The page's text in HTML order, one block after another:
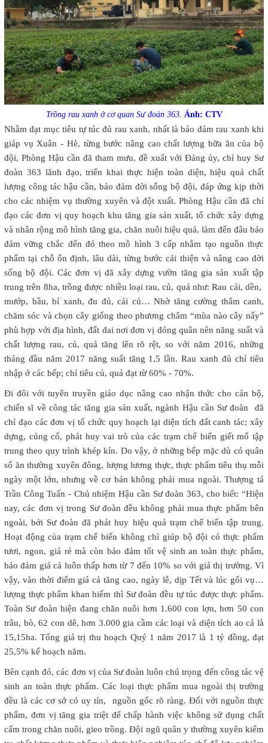
Trồng rau xanh ở cơ quan Sư đoàn 363. Ảnh: CTV
Nhằm đạt mục tiêu tự túc đủ rau xanh, nhất là bảo đảm rau xanh khi
giáp vụ Xuân - Hè, từng bước nâng cao chất lượng bữa ăn của bộ
đội, Phòng Hậu cần đã tham mưu, đề xuất với Đảng ủy, chỉ huy Sư
đoàn 363 lãnh đạo, triển khai thực hiện toàn diện, hiệu quả chất
lượng công tác hậu cần, bảo đảm đời sống bộ đội, đáp ứng kịp thời
cho các nhiệm vụ thường xuyên và đột xuất. Phòng Hậu cần đã chỉ
đạo các đơn vị quy hoạch khu tăng gia sản xuất, tổ chức xây dựng
và nhân rộng mô hình tăng gia, chăn nuôi hiệu quả, làm đến đâu bảo
đảm vững chắc đến đó theo mô hình 3 cấp nhằm tạo nguồn thực
phẩm tại chỗ ổn định, lâu dài, từng bước cải thiện và nâng cao đời
sống bộ đội. Các đơn vị đã xây dựng vườn tăng gia sản xuất tập
trung trên 8ha, trồng được nhiều loại rau, củ, quả như: Rau cải, dền,
mướp, bầu, bí xanh, đu đủ, cải củ… Nhờ tăng cường thâm canh,
chăm sóc và chọn cây giống theo phương châm “mùa nào cây nấy”
phù hợp với địa hình, đất đai nơi đơn vị đóng quân nên năng suất và
chất lượng rau, củ, quả tăng lên rõ rệt, so với năm 2016, những
tháng đầu năm 2017 năng suất tăng 1,5 lần. Rau xanh đủ chỉ tiêu
nhập ở các bếp; chỉ tiêu củ, quả đạt từ 60% - 70%.
Đi đôi với tuyên truyền giáo dục nâng cao nhận thức cho cán bộ,
chiến sĩ về công tác tăng gia sản xuất, ngành Hậu cần Sư đoàn đã
chỉ đạo các đơn vị tổ chức quy hoạch lại diện tích đất canh tác; xây
dựng, củng cố, phát huy vai trò của các trạm chế biến giết mổ tập
trung theo quy trình khép kín. Do vậy, ở những bếp mặc dù có quân
số ăn thường xuyên đông, lượng lương thực, thực phẩm tiêu thụ mỗi
ngày một lớn, nhưng về cơ bản không phải mua ngoài. Thượng tá
Trần Công Tuấn - Chủ nhiệm Hậu cần Sư đoàn 363, cho biết: “Hiện
nay, các đơn vị trong Sư đoàn đều không phải mua thực phẩm bên
ngoài, bởi Sư đoàn đã phát huy hiệu quả trạm chế biến tập trung.
Hoạt động của trạm chế biến không chỉ giúp bộ đội có thực phẩm
tươi, ngon, giá rẻ mà còn bảo đảm tốt vệ sinh an toàn thực phẩm,
bảo đảm giá cả luôn thấp hơn từ 7 đến 10% so với giá thị trường. Vì
vậy, vào thời điểm giá cả tăng cao, ngày lễ, dịp Tết và lúc gối vụ…
lượng thực phẩm khan hiếm thì Sư đoàn đều tự túc được thực phẩm.
Toàn Sư đoàn hiện đang chăn nuôi hơn 1.600 con lợn, hơn 50 con
trâu, bò, 62 con dê, hơn 3.000 gia cầm các loại và diện tích ao cá là
15,15ha. Tổng giá trị thu hoạch Quý 1 năm 2017 là 1 tỷ đồng, đạt
25,5% kế hoạch năm.
Bên cạnh đó, các đơn vị của Sư đoàn luôn chú trọng đến công tác vệ
sinh an toàn thực phẩm. Các loại thực phẩm mua ngoài thị trường
đều là các cơ sở có uy tín, nguồn gốc rõ ràng. Đối với nguồn thực
phẩm, đơn vị tăng gia triệt để chấp hành việc không sử dụng chất
cấm trong chăn nuôi, gieo trồng. Đội ngũ quân y thường xuyên kiểm